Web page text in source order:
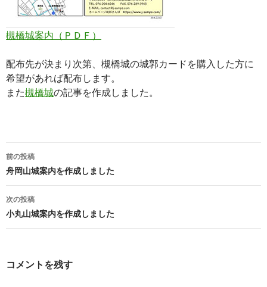
槻橋城案内（ＰＤＦ）
配布先が決まり次第、槻橋城の城郭カードを購入した方に
希望があれば配布します。
また槻橋城の記事を作成しました。
投
稿
ナ
ビ
ゲ
前の投稿
舟岡山城案内を作成しました
次の投稿
小丸山城案内を作成しました
コメントを残す